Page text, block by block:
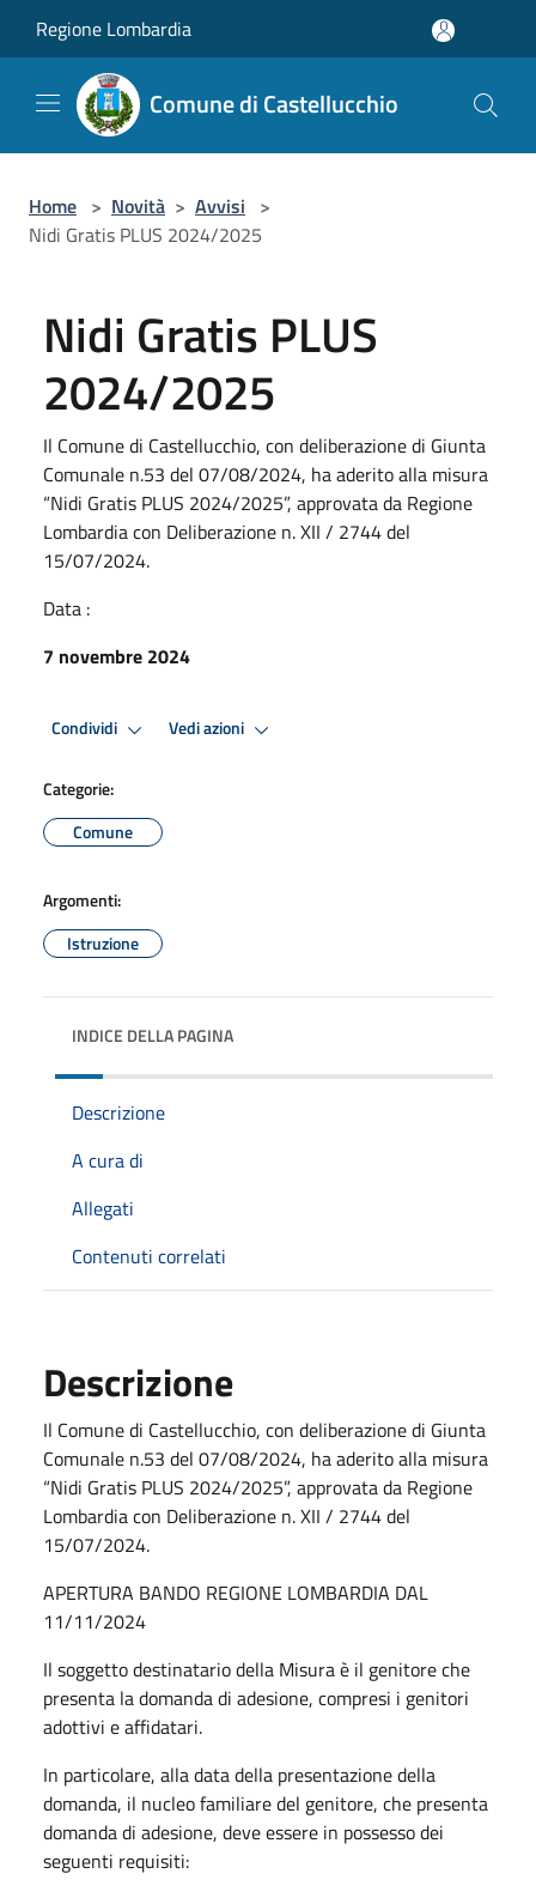
Regione Lombardia
Comune di Castellucchio
Home > Novità > Avvisi >
Nidi Gratis PLUS 2024/2025
Nidi Gratis PLUS
2024/2025
Il Comune di Castellucchio, con deliberazione di Giunta
Comunale n.53 del 07/08/2024, ha aderito alla misura
“Nidi Gratis PLUS 2024/2025”, approvata da Regione
Lombardia con Deliberazione n. XII / 2744 del
15/07/2024.
Data :
7 novembre 2024
Condividi Vedi azioni
Categorie:
Comune
Argomenti:
Istruzione
INDICE DELLA PAGINA
Descrizione
A cura di
Allegati
Contenuti correlati
Descrizione
Il Comune di Castellucchio, con deliberazione di Giunta
Comunale n.53 del 07/08/2024, ha aderito alla misura
“Nidi Gratis PLUS 2024/2025”, approvata da Regione
Lombardia con Deliberazione n. XII / 2744 del
15/07/2024.
APERTURA BANDO REGIONE LOMBARDIA DAL
11/11/2024
Il soggetto destinatario della Misura è il genitore che
presenta la domanda di adesione, compresi i genitori
adottivi e affidatari.
In particolare, alla data della presentazione della
domanda, il nucleo familiare del genitore, che presenta
domanda di adesione, deve essere in possesso dei
seguenti requisiti: